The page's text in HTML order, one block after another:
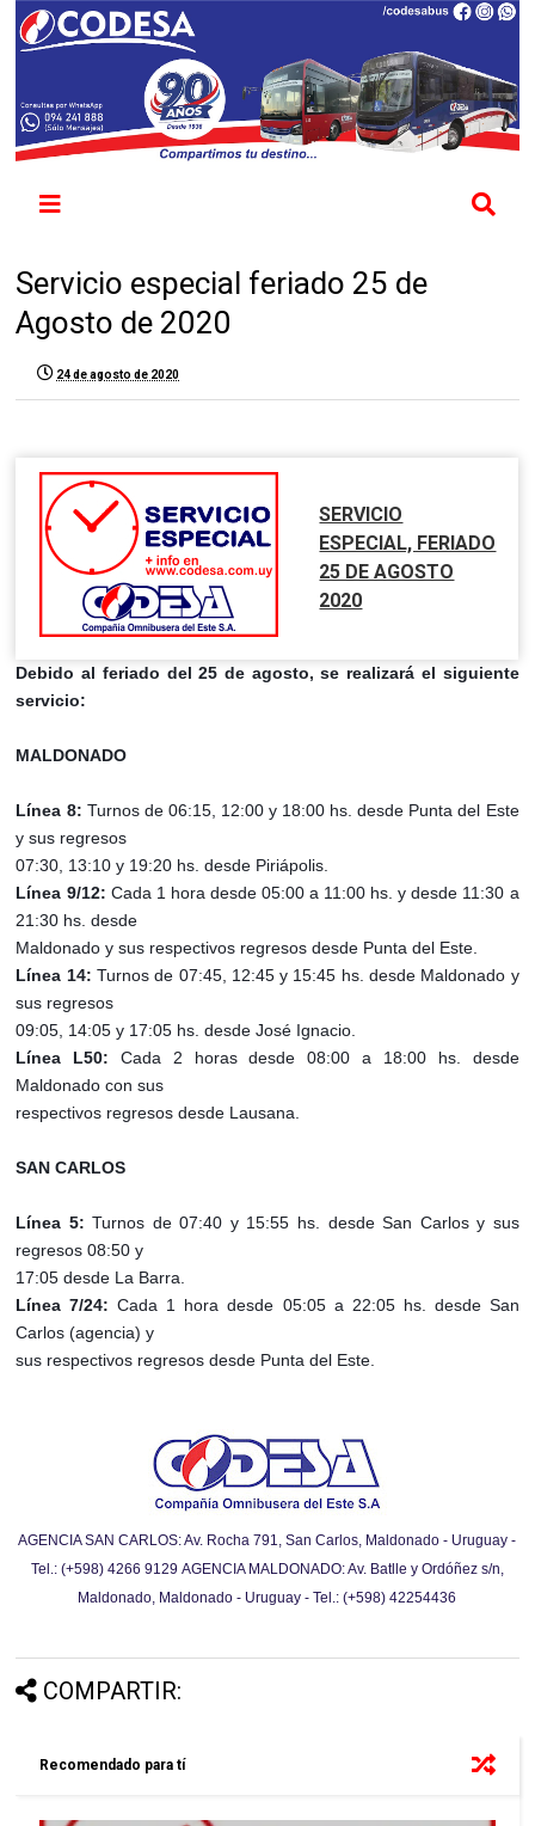
Servicio especial feriado 25 de
Agosto de 2020
24 de agosto de 2020
SERVICIO
ESPECIAL, FERIADO
25 DE AGOSTO
2020
Debido al feriado del 25 de agosto, se realizará el siguiente
servicio:
MALDONADO
Línea 8: Turnos de 06:15, 12:00 y 18:00 hs. desde Punta del Este
y sus regresos
07:30, 13:10 y 19:20 hs. desde Piriápolis.
Línea 9/12: Cada 1 hora desde 05:00 a 11:00 hs. y desde 11:30 a
21:30 hs. desde
Maldonado y sus respectivos regresos desde Punta del Este.
Línea 14: Turnos de 07:45, 12:45 y 15:45 hs. desde Maldonado y
sus regresos
09:05, 14:05 y 17:05 hs. desde José Ignacio.
Línea L50: Cada 2 horas desde 08:00 a 18:00 hs. desde
Maldonado con sus
respectivos regresos desde Lausana.
SAN CARLOS
Línea 5: Turnos de 07:40 y 15:55 hs. desde San Carlos y sus
regresos 08:50 y
17:05 desde La Barra.
Línea 7/24: Cada 1 hora desde 05:05 a 22:05 hs. desde San
Carlos (agencia) y
sus respectivos regresos desde Punta del Este.
AGENCIA SAN CARLOS: Av. Rocha 791, San Carlos, Maldonado - Uruguay -
Tel.: (+598) 4266 9129 AGENCIA MALDONADO: Av. Batlle y Ordóñez s/n,
Maldonado, Maldonado - Uruguay - Tel.: (+598) 42254436
COMPARTIR:
Recomendado para tí